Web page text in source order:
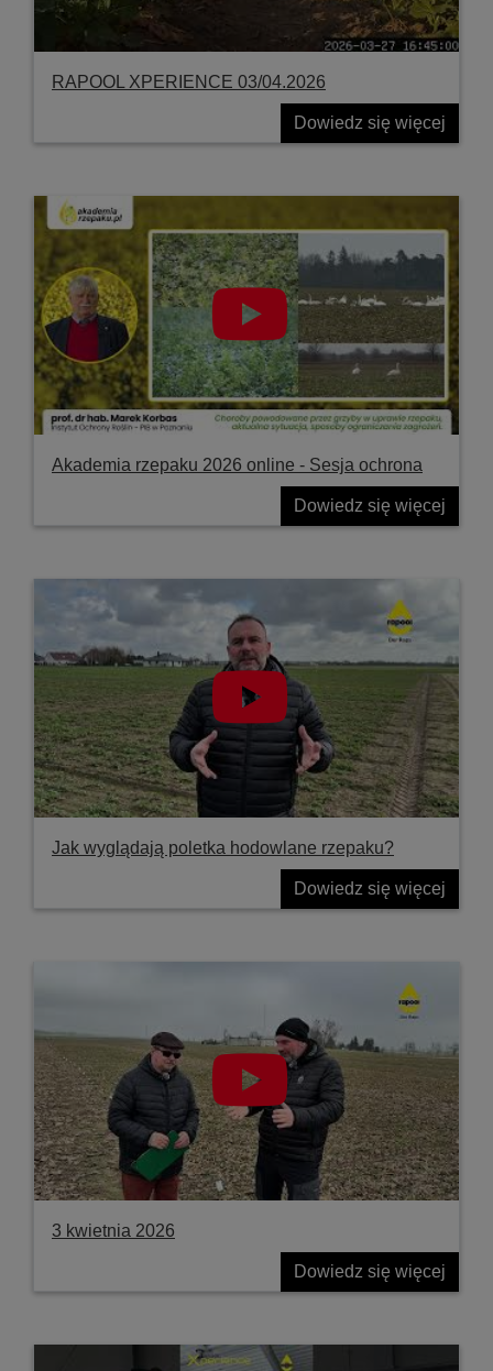
RAPOOL XPERIENCE 03/04.2026
Dowiedz się więcej
Akademia rzepaku 2026 online - Sesja ochrona
Dowiedz się więcej
Jak wyglądają poletka hodowlane rzepaku?
Dowiedz się więcej
3 kwietnia 2026
Dowiedz się więcej